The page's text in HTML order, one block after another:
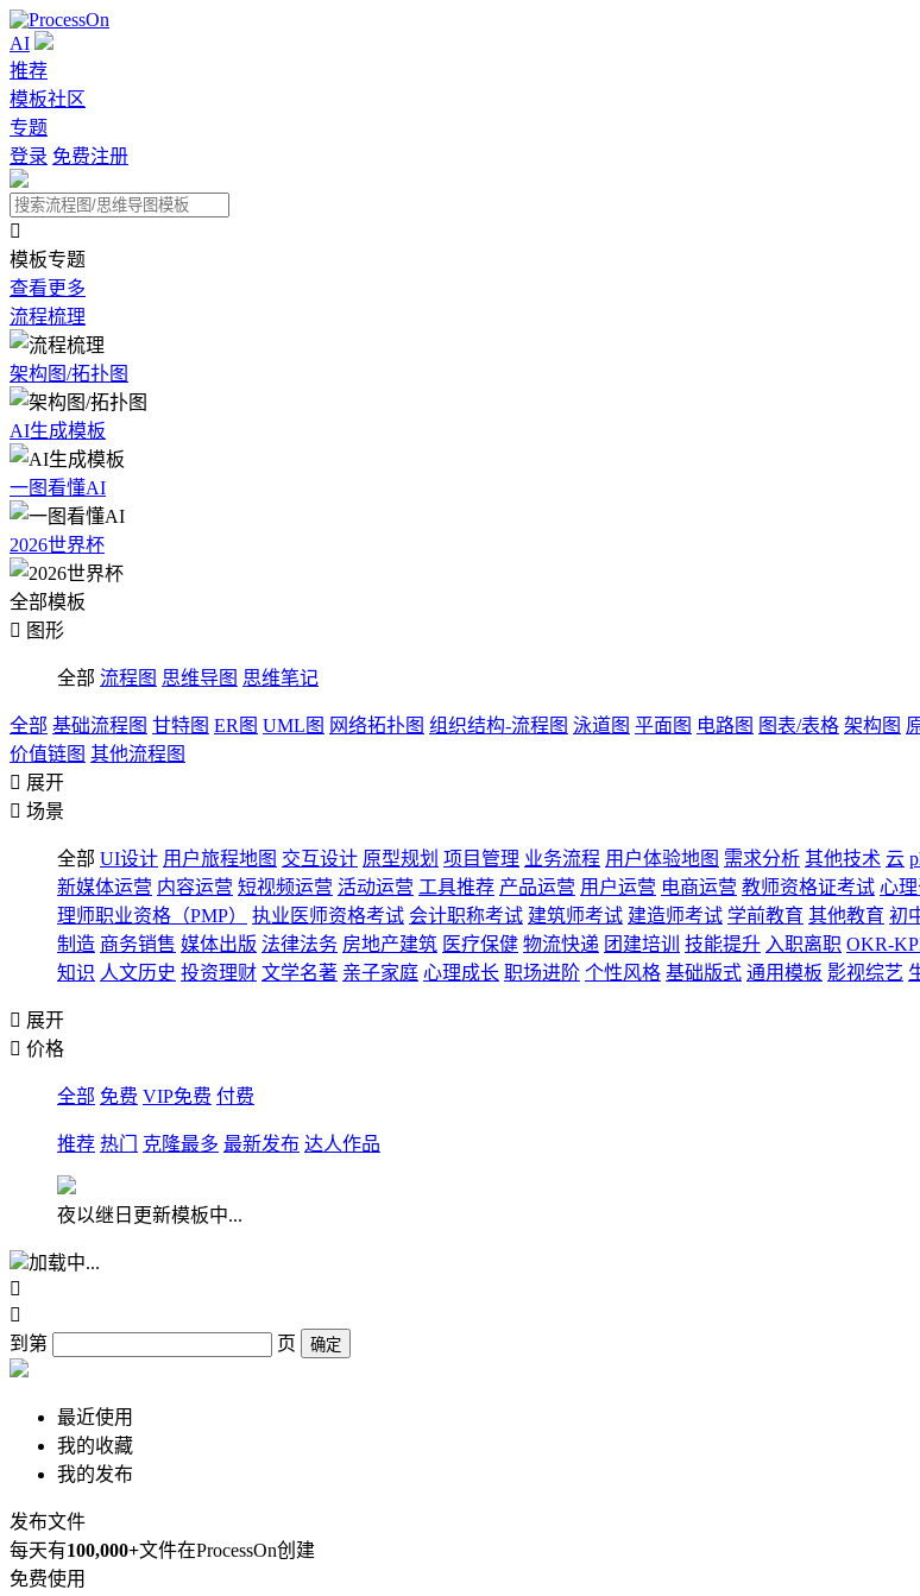
AI
推荐
模板社区
专题
登录 免费注册

模板专题
查看更多
流程梳理
架构图/拓扑图
AI生成模板
一图看懂AI
2026世界杯
全部模板
 图形
全部 流程图 思维导图 思维笔记
全部 基础流程图 甘特图 ER图 UML图 网络拓扑图 组织结构-流程图 泳道图 平面图 电路图 图表/表格 架构图
价值链图 其他流程图
 展开
 场景
全部 UI设计 用户旅程地图 交互设计 原型规划 项目管理 业务流程 用户体验地图 需求分析 其他技术 云
新媒体运营 内容运营 短视频运营 活动运营 工具推荐 产品运营 用户运营 电商运营 教师资格证考试 心
理师职业资格（PMP）
执业医师资格考试 会计职称考试 建筑师考试 建造师考试 学前教育 其他教育 初
制造 商务销售 媒体出版 法律法务 房地产建筑 医疗保健 物流快递 团建培训 技能提升 入职离职 OKR-
知识 人文历史 投资理财 文学名著 亲子家庭 心理成长 职场进阶 个性风格 基础版式 通用模板 影视综艺
 展开
 价格
全部 免费 VIP免费 付费
推荐 热门 克隆最多 最新发布 达人作品
夜以继日更新模板中...
加载中...


到第
页 确定
最近使用
我的收藏
我的发布
发布文件
每天有100,000+文件在ProcessOn创建
免费使用